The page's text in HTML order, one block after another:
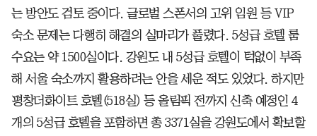
는 방안도 검토 중이다. 글로벌 스폰서의 고위 임원 등 VIP
숙소 문제는 다행히 해결의 실마리가 풀렸다. 5성급 호텔 룸
수요는 약 1500실이다. 강원도 내 5성급 호텔이 턱없이 부족
해 서울 숙소까지 활용하려는 안을 세운 적도 있었다. 하지만
평창더화이트 호텔(518실) 등 올림픽 전까지 신축 예정인 4
개의 5성급 호텔을 포함하면 총 3371실을 강원도에서 확보할